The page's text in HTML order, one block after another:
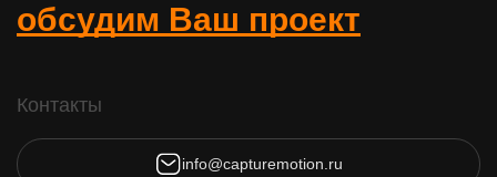
обсудим Ваш проект
Контакты
info@capturemotion.ru